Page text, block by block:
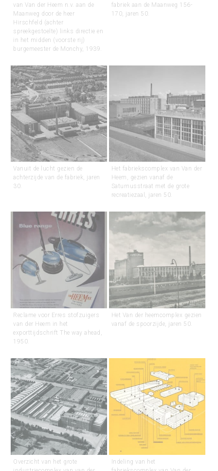
van Van der Heem n.v. aan de
Maanweg door de heer
Hirschfeld (achter
spreekgestoelte) links directie en
in het midden (voorste rij)
burgemeester de Monchy, 1939.
fabriek aan de Maanweg 156-
170, jaren 50.
Vanuit de lucht gezien de
achterzijde van de fabriek, jaren
30.
Het fabriekscomplex van Van der
Heem, gezien vanaf de
Saturnusstraat met de grote
recreatiezaal, jaren 50.
Reclame voor Erres stofzuigers
van der Heem in het
exporttijdschrift The way ahead,
1950.
Het Van der heemcomplex gezien
vanaf de spoorzijde, jaren 50.
Overzicht van het grote
Indeling van het